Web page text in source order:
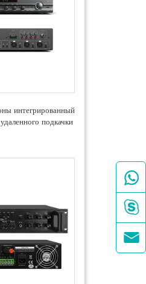
интегрированный
подкачки


